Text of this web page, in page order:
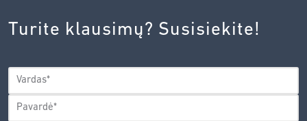
AGENTŪROS
PRIVATUMO
POLITIKA.*
Turite klausimų? Susisiekite!
VARDAS*
Vardas